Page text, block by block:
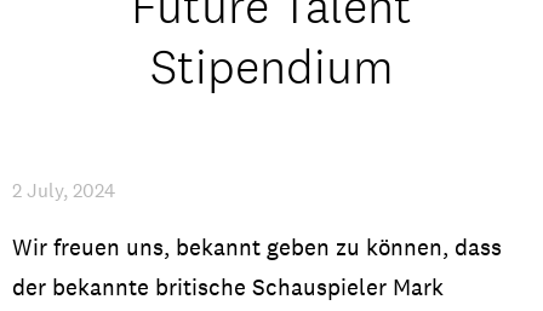
Stipendium
2 July, 2024
Wir freuen uns, bekannt geben zu können, dass
der bekannte britische Schauspieler Mark